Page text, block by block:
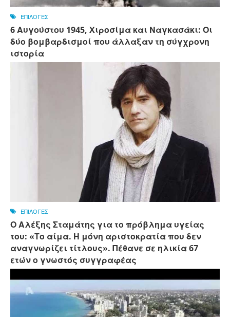
ΕΠΙΛΟΓΕΣ
6 Αυγούστου 1945, Xιροσίμα και Ναγκασάκι: Οι
δύο βομβαρδισμοί που άλλαξαν τη σύγχρονη
ιστορία
ΕΠΙΛΟΓΕΣ
Ο Αλέξης Σταμάτης για το πρόβλημα υγείας
του: «Το αίμα. Η μόνη αριστοκρατία που δεν
αναγνωρίζει τίτλους». Πέθανε σε ηλικία 67
ετών ο γνωστός συγγραφέας